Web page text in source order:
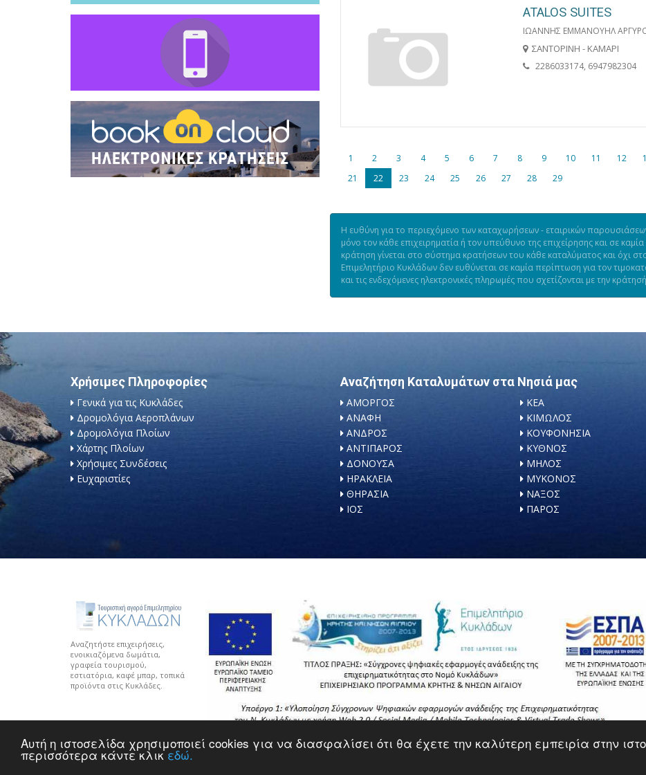
Αυτή η ιστοσελίδα χρησιμοποιεί cookies για να διασφαλίσει ότι θα έχετε την καλύτερη εμπειρία στην
περισσότερα κάντε κλικεδώ.
ATALOS SUITES
ΙΩΑΝΝΗΣ ΕΜΜΑΝΟΥΗΛ
ΣΑΝΤΟΡΙΝΗ - ΚΑΜΑΡΙ
2286033174, 6947982304
1 2 3 4 5 6 7 8 9 10 11 12
21
22 23 24 25 26 27 28 29
Η ευθύνη για το περιεχόμενο των καταχωρήσεων - εταιρικών
μόνο τον κάθε επιχειρηματία ή τον υπεύθυνο της επιχείρησης και σε
κράτηση γίνεται στο σύστημα κρατήσεων του κάθε καταλύματος και όχι
Επιμελητήριο Κυκλάδων δεν ευθύνεται σε καμία περίπτωση για τον
και τις ενδεχόμενες ηλεκτρονικές πληρωμές που σχετίζονται με την
Χρήσιμες Πληροφορίες
Γενικά για τις Κυκλάδες
Δρομολόγια Αεροπλάνων
Δρομολόγια Πλοίων
Χάρτης Πλοίων
Χρήσιμες Συνδέσεις
Ευχαριστίες
Αναζήτηση Καταλυμάτων στα Νησιά μας
ΑΜΟΡΓΟΣ
ΑΝΑΦΗ
ΑΝΔΡΟΣ
ΑΝΤΙΠΑΡΟΣ
ΔΟΝΟΥΣΑ
ΗΡΑΚΛΕΙΑ
ΘΗΡΑΣΙΑ
ΙΟΣ
ΚΕΑ
ΚΙΜΩΛΟΣ
ΚΟΥΦΟΝΗΣΙΑ
ΚΥΘΝΟΣ
ΜΗΛΟΣ
ΜΥΚΟΝΟΣ
ΝΑΞΟΣ
ΠΑΡΟΣ
Αναζητήστε επιχειρήσεις,
ενοικιαζόμενα δωμάτια,
γραφεία τουρισμού,
εστιατόρια, καφέ μπαρ, τοπικά
προϊόντα στις Κυκλάδες.
Designed and Developed byKnowledge SA , Powered bye-BOSS